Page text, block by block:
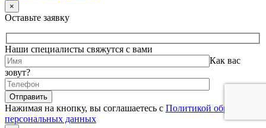
×
Оставьте заявку
Наши специалисты свяжутся с вами
Как вас
зовут?
Нажимая на кнопку, вы соглашаетесь с Политикой обработки
персональных данных